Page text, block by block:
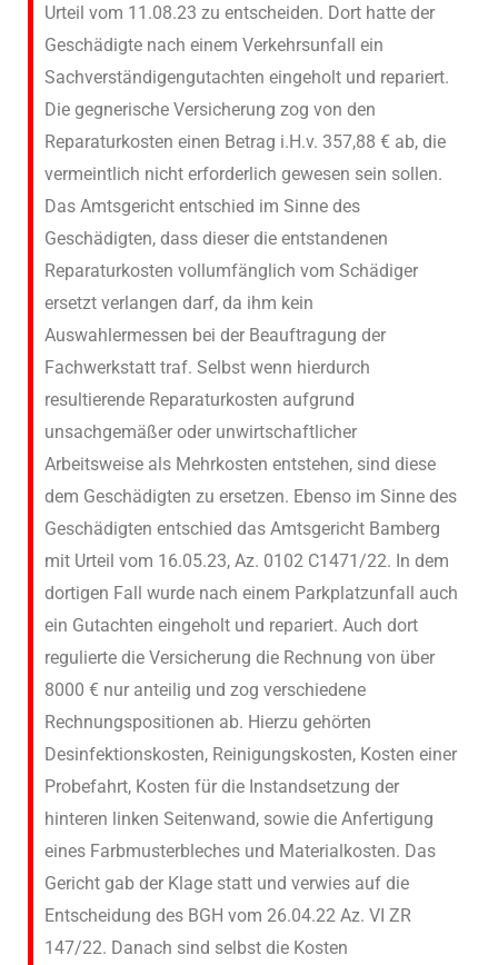
Urteil vom 11.08.23 zu entscheiden. Dort hatte der
Geschädigte nach einem Verkehrsunfall ein
Sachverständigengutachten eingeholt und repariert.
Die gegnerische Versicherung zog von den
Reparaturkosten einen Betrag i.H.v. 357,88 € ab, die
vermeintlich nicht erforderlich gewesen sein sollen.
Das Amtsgericht entschied im Sinne des
Geschädigten, dass dieser die entstandenen
Reparaturkosten vollumfänglich vom Schädiger
ersetzt verlangen darf, da ihm kein
Auswahlermessen bei der Beauftragung der
Fachwerkstatt traf. Selbst wenn hierdurch
resultierende Reparaturkosten aufgrund
unsachgemäßer oder unwirtschaftlicher
Arbeitsweise als Mehrkosten entstehen, sind diese
dem Geschädigten zu ersetzen. Ebenso im Sinne des
Geschädigten entschied das Amtsgericht Bamberg
mit Urteil vom 16.05.23, Az. 0102 C1471/22. In dem
dortigen Fall wurde nach einem Parkplatzunfall auch
ein Gutachten eingeholt und repariert. Auch dort
regulierte die Versicherung die Rechnung von über
8000 € nur anteilig und zog verschiedene
Rechnungspositionen ab. Hierzu gehörten
Desinfektionskosten, Reinigungskosten, Kosten einer
Probefahrt, Kosten für die Instandsetzung der
hinteren linken Seitenwand, sowie die Anfertigung
eines Farbmusterbleches und Materialkosten. Das
Gericht gab der Klage statt und verwies auf die
Entscheidung des BGH vom 26.04.22 Az. VI ZR
147/22. Danach sind selbst die Kosten